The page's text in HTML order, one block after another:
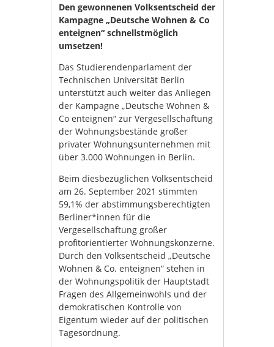
Den gewonnenen Volksentscheid der
Kampagne „Deutsche Wohnen & Co
enteignen“ schnellstmöglich
umsetzen!
Das Studierendenparlament der
Technischen Universität Berlin
unterstützt auch weiter das Anliegen
der Kampagne „Deutsche Wohnen &
Co enteignen“ zur Vergesellschaftung
der Wohnungsbestände großer
privater Wohnungsunternehmen mit
über 3.000 Wohnungen in Berlin.
Beim diesbezüglichen Volksentscheid
am 26. September 2021 stimmten
59,1% der abstimmungsberechtigten
Berliner*innen für die
Vergesellschaftung großer
profitorientierter Wohnungskonzerne.
Durch den Volksentscheid „Deutsche
Wohnen & Co. enteignen“ stehen in
der Wohnungspolitik der Hauptstadt
Fragen des Allgemeinwohls und der
demokratischen Kontrolle von
Eigentum wieder auf der politischen
Tagesordnung.